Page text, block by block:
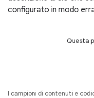
configurato in modo
Questa
I campioni di contenuti e